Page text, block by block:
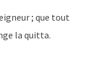
; que tout
la quitta.